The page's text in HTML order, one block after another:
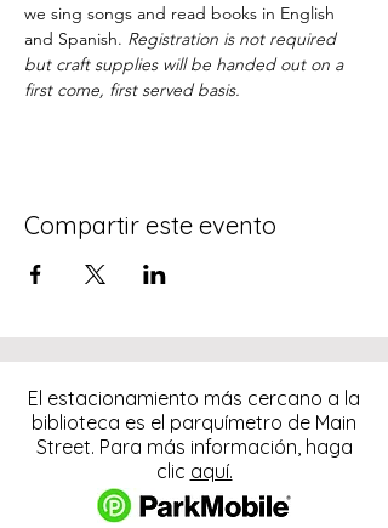
we sing songs and read books in English
and Spanish. Registration is not required
but craft supplies will be handed out on a
first come, first served basis.
Compartir este evento
El estacionamiento más cercano a la
biblioteca es el parquímetro de Main
Street. Para más información, haga
clic aquí.